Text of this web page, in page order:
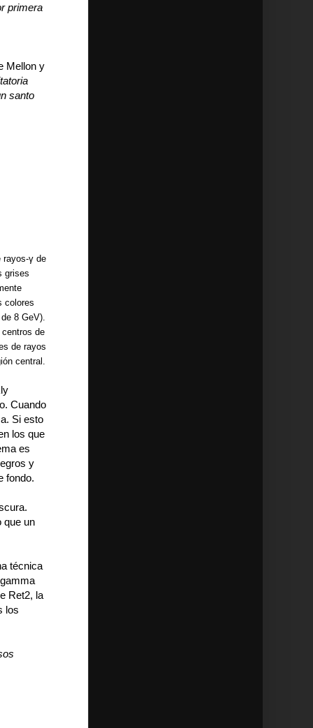
primera
Mellon y
santo
rayos-γ de
grises
colores
8 GeV).
de
de rayos
central.
Cuando
Si esto
los que
es
y
fondo.
que un
técnica
Ret2, la
los